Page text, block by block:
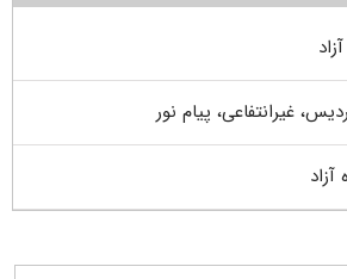
غیرانتفاعی، پیام نور